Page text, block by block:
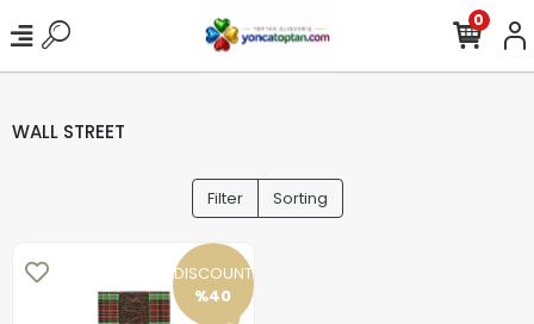
0
WALL STREET
Filter Sorting
DISCOUNT
%40